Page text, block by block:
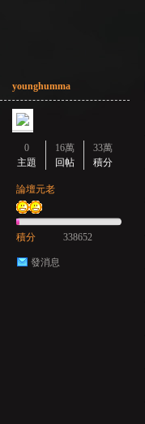
younghumma
0
主題
16萬
回帖
33萬
積分
論壇元老
積分 338652
發消息